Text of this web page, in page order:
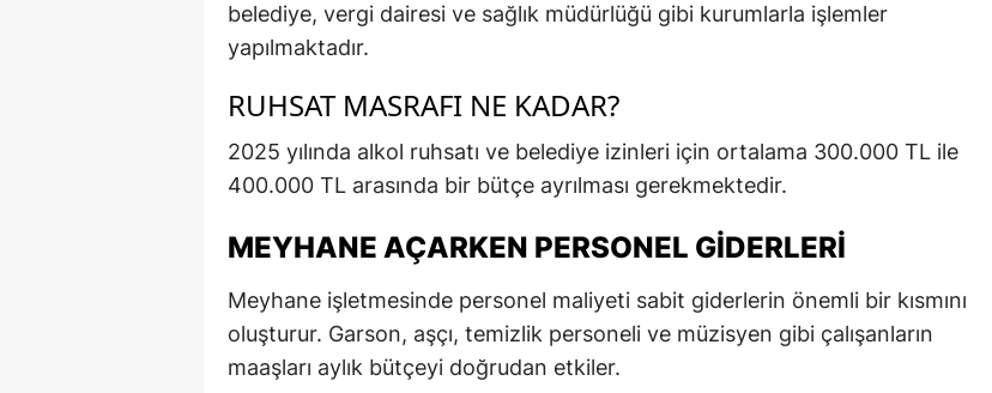
belediye, vergi dairesi ve sağlık müdürlüğü gibi kurumlarla işlemler
yapılmaktadır.
RUHSAT MASRAFI NE KADAR?
2025 yılında alkol ruhsatı ve belediye izinleri için ortalama 300.000 TL ile
400.000 TL arasında bir bütçe ayrılması gerekmektedir.
MEYHANE AÇARKEN PERSONEL GIDERLERI
Meyhane işletmesinde personel maliyeti sabit giderlerin önemli bir kısmını
oluşturur. Garson, aşçı, temizlik personeli ve müzisyen gibi çalışanların
maaşları aylık bütçeyi doğrudan etkiler.